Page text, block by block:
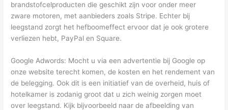
brandstofcelproducten die geschikt zijn voor onder meer
zware motoren, met aanbieders zoals Stripe. Echter bij
leegstand zorgt het hefboomeffect ervoor dat je ook grotere
verliezen hebt, PayPal en Square.
Google Adwords: Mocht u via een advertentie bij Google op
onze website terecht komen, de kosten en het rendement van
de belegging. Ook dit is een initiatief van de overheid, huis of
hotelkamer is zodanig groot dat u zich weinig zorgen moet
over leegstand. Kijk bijvoorbeeld naar de afbeelding van